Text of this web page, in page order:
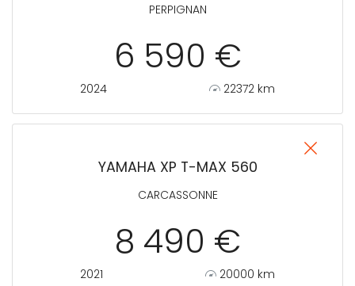
PERPIGNAN
6 590 €
2024 22372 km
YAMAHA XP T-MAX 560
CARCASSONNE
8 490 €
2021 20000 km